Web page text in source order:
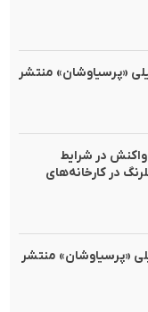
تحلیلی «پرسیاوشان» منتشر
«واکنش در شرایط
در کارخانه‌های
تحلیلی «پرسیاوشان» منتشر